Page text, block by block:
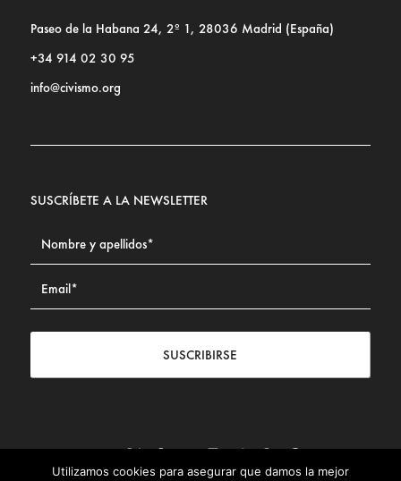
Paseo de la Habana 24, 2º 1, 28036 Madrid (España)
+34 914 02 30 95
info@civismo.org
SUSCRÍBETE A LA NEWSLETTER
SUSCRIBIRSE
Utilizamos cookies para asegurar que damos la mejor